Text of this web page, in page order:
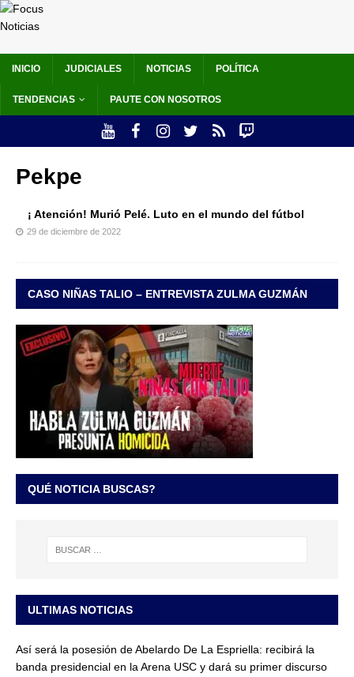
INICIO JUDICIALES NOTICIAS POLÍTICA
TENDENCIAS PAUTE CON NOSOTROS
Pekpe
¡ Atención! Murió Pelé. Luto en el mundo del fútbol
29 de diciembre de 2022
CASO NIÑAS TALIO – ENTREVISTA ZULMA GUZMÁN
QUÉ NOTICIA BUSCAS?
ULTIMAS NOTICIAS
Así será la posesión de Abelardo De La Espriella: recibirá la
banda presidencial en la Arena USC y dará su primer discurso